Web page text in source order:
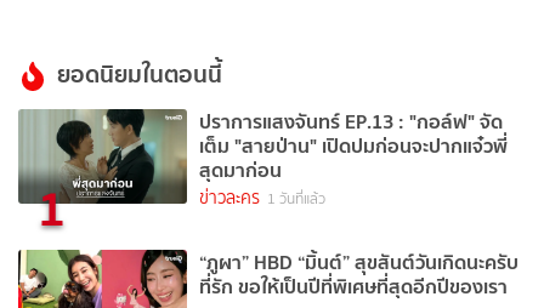
ยอดนิยมในตอนนี้
1
ปราการแสงจันทร์ EP.13 : "กอล์ฟ" จัด
เต็ม "สายป่าน" เปิดปมก่อนจะปากแจ๋วพี่
สุดมาก่อน
ข่าวละคร 1 วันที่แล้ว
“ภูผา” HBD “มิ้นต์” สุขสันต์วันเกิดนะครับ
ที่รัก ขอให้เป็นปีที่พิเศษที่สุดอีกปีของเรา